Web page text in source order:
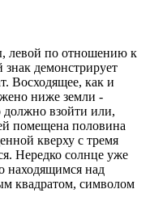
левой по отношению к
демонстрирует
Восходящее, как и
ниже земли -
должно взойти или,
помещена половина
кверху с тремя
Нередко солнце уже
находящимся над
квадратом, символом